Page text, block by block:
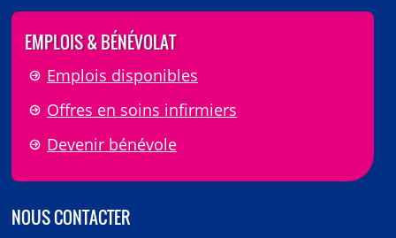
EMPLOIS & BÉNÉVOLAT
Emplois disponibles
Offres en soins infirmiers
Devenir bénévole
NOUS CONTACTER